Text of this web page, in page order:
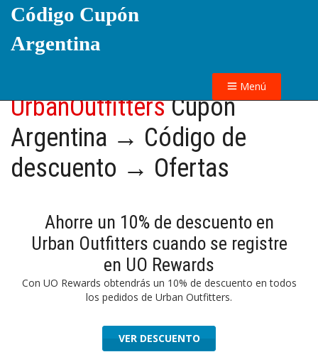
Código Cupón
Argentina
Menú
UrbanOutfittersCupón
Argentina → Código de
descuento → Ofertas
Ahorre un 10% de descuento en
Urban Outfitters cuando se registre
en UO Rewards
Con UO Rewards obtendrás un 10% de descuento en todos
los pedidos de Urban Outfitters.
VER DESCUENTO